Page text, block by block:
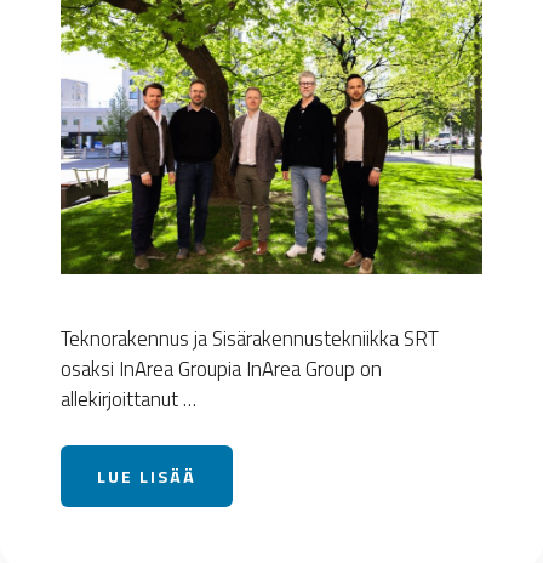
Teknorakennus ja Sisärakennustekniikka SRT
osaksi InArea Groupia InArea Group on
allekirjoittanut …
LUE LISÄÄ